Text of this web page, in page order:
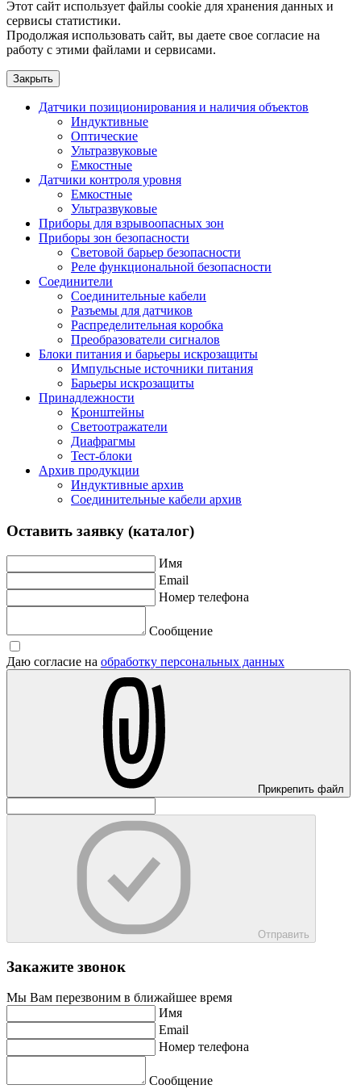
Этот сайт использует файлы cookie для хранения данных и
сервисы статистики.
Продолжая использовать сайт, вы даете свое согласие на
работу с этими файлами и сервисами.
Закрыть
Датчики позиционирования и наличия объектов
Индуктивные
Оптические
Ультразвуковые
Емкостные
Датчики контроля уровня
Емкостные
Ультразвуковые
Приборы для взрывоопасных зон
Приборы зон безопасности
Световой барьер безопасности
Реле функциональной безопасности
Соединители
Соединительные кабели
Разъемы для датчиков
Распределительная коробка
Преобразователи сигналов
Блоки питания и барьеры искрозащиты
Импульсные источники питания
Барьеры искрозащиты
Принадлежности
Кронштейны
Светоотражатели
Диафрагмы
Тест-блоки
Архив продукции
Индуктивные архив
Соединительные кабели архив
Оставить заявку (каталог)
Имя
Email
Номер телефона
Сообщение
Даю согласие на обработку персональных данных
Прикрепить файл
Отправить
Закажите звонок
Мы Вам перезвоним в ближайшее время
Имя
Email
Номер телефона
Сообщение